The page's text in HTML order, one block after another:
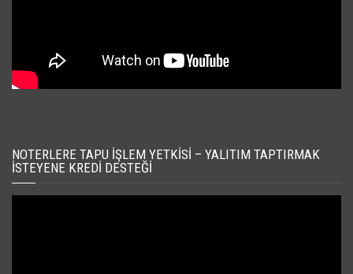
NOTERLERE TAPU İŞLEM YETKISI – YALITIM TAPTIRMAK
İSTEYENE KREDI DESTEĞI